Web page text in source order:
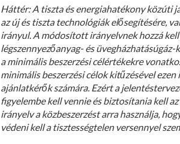
Háttér: A tiszta és energiahatékony közúti
az új és tiszta technológiák elősegítésére,
irányul. A módosított irányelvnek hozzá
légszennyezőanyag- és
a minimális beszerzési célértékekre
minimális beszerzési célok kitűzésével
ajánlatkérők számára. Ezért a
figyelembe kell vennie és biztosítania kell
irányelv a közbeszerzést arra használja,
védeni kell a tisztességtelen versennyel